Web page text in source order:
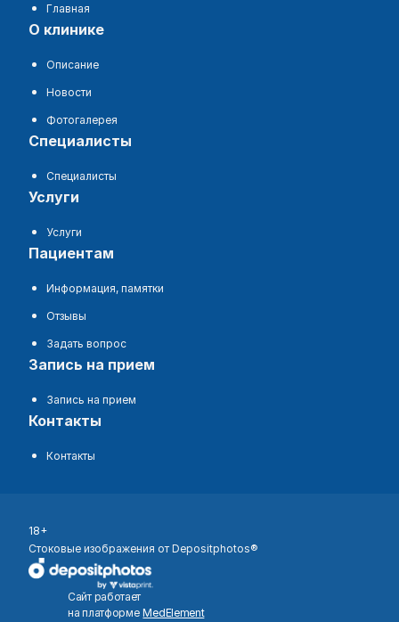
Главная
о клинике
Описание
Новости
Фотогалерея
специалисты
Специалисты
услуги
Услуги
пациентам
Информация, памятки
Отзывы
Задать вопрос
запись на прием
Запись на прием
контакты
Контакты
18+
Стоковые изображения от Depositphotos®
Сайт работает
на платформе MedElement